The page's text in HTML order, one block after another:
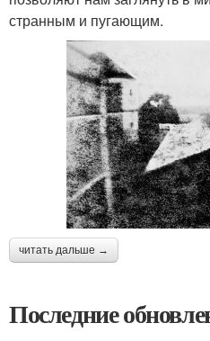
странным и пугающим.
читать дальше →
Последние